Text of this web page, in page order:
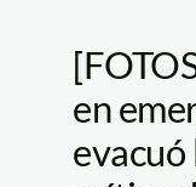
en
evacuó